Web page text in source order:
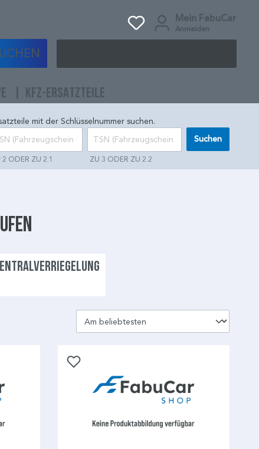
Mein FabuCar
Anmelden
KFZ-ERSATZTEILE
mit der Schlüsselnummer suchen.
2 ODER ZU 2.1 ZU 3 ODER ZU 2.2
Suchen